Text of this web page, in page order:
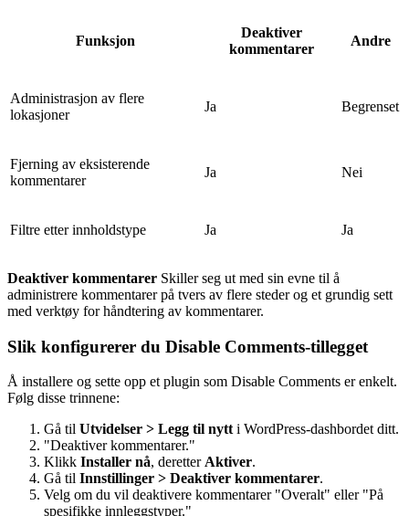
Funksjon
Deaktiver
kommentarer
Andre
Administrasjon av flere
lokasjoner
Ja Begrenset
Fjerning av eksisterende
kommentarer
Ja Nei
Filtre etter innholdstype Ja Ja
Deaktiver kommentarer Skiller seg ut med sin evne til å
administrere kommentarer på tvers av flere steder og et grundig sett
med verktøy for håndtering av kommentarer.
Slik konfigurerer du Disable Comments-tillegget
Å installere og sette opp et plugin som Disable Comments er enkelt.
Følg disse trinnene:
Gå til Utvidelser > Legg til nytti WordPress-dashbordet ditt.
"Deaktiver kommentarer."
Klikk Installer nå, deretterAktiver.
Gå til Innstillinger > Deaktiver kommentarer.
Velg om du vil deaktivere kommentarer "Overalt" eller "På
spesifikke innleggstyper."